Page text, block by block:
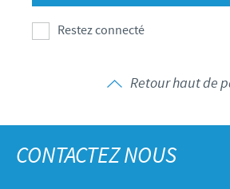
Restez connecté
Retour haut de
CONTACTEZ NOUS